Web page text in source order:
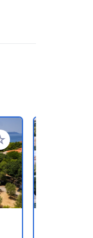
to your favorites